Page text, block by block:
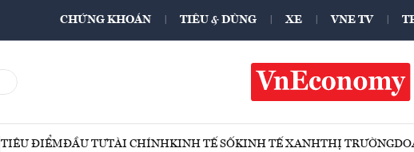
CHỨNG KHOÁN TIÊU & DÙNG XE VNE TV
TIÊU ĐIỂMĐẦU TƯTÀI CHÍNHKINH TẾ SỐKINH TẾ XANHTHỊ TRƯỜNG